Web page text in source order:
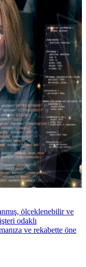
ölçeklenebilir ve
odaklı
ve rekabette öne